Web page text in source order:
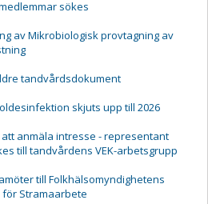
sökes
av Mikrobiologisk provtagning av
tandvårdsdokument
skjuts upp till 2026
anmäla intresse - representant
till tandvårdens VEK-arbetsgrupp
till Folkhälsomyndighetens
Stramaarbete